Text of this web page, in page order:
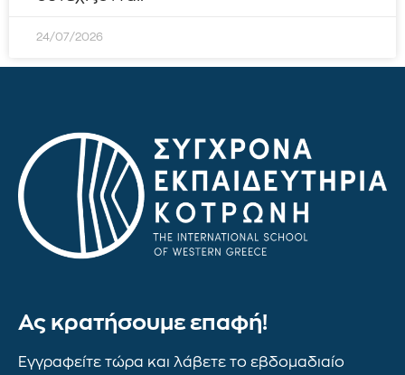
24/07/2026
Ας κρατήσουμε επαφή!
Εγγραφείτε τώρα και λάβετε το εβδομαδιαίο